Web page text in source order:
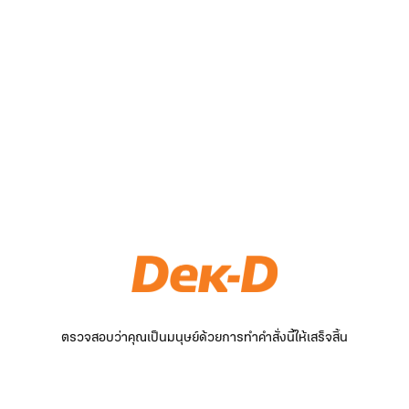
ตรวจสอบว่าคุณเป็นมนุษย์ด้วยการทำคำสั่งนี้ให้เสร็จสิ้น